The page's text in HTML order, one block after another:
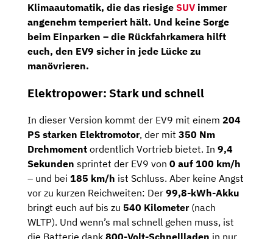
Klimaautomatik, die das riesige SUV immer
angenehm temperiert hält. Und keine Sorge
beim Einparken – die Rückfahrkamera hilft
euch, den EV9 sicher in jede Lücke zu
manövrieren.
Elektropower: Stark und schnell
In dieser Version kommt der EV9 mit einem 204
PS starken Elektromotor, der mit 350 Nm
Drehmoment ordentlich Vortrieb bietet. In 9,4
Sekunden sprintet der EV9 von 0 auf 100 km/h
– und bei 185 km/h ist Schluss. Aber keine Angst
vor zu kurzen Reichweiten: Der 99,8-kWh-Akku
bringt euch auf bis zu 540 Kilometer(nach
WLTP). Und wenn’s mal schnell gehen muss, ist